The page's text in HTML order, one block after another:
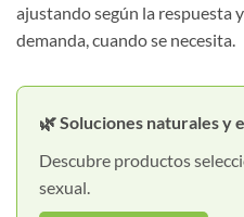
ajustando según la respuesta
demanda, cuando se necesita.
🌿 Soluciones naturales y
Descubre productos
sexual.